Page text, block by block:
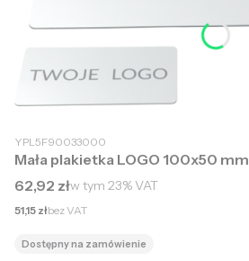
YPL5F90033000
Mała plakietka LOGO 100x50 mm
Cena brutto
62,92 złw tym 23%VAT
Cena netto
51,15 złbez VAT
Dostępny na zamówienie